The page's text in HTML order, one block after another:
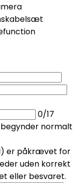
0/17
begynder normalt
er påkrævet for
uden korrekt
eller besvaret.